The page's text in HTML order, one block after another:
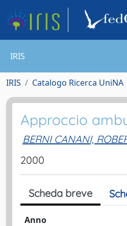
IRIS
IRIS Catalogo Ricerca UniNA
Approccio
BERNI CANANI,
2000
Scheda breve
Anno